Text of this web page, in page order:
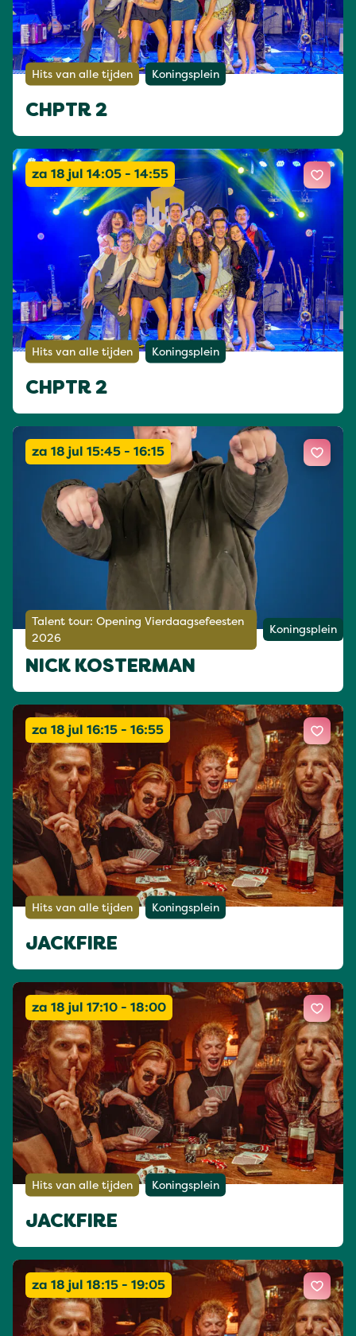
Hits van alle tijden Koningsplein
CHPTR 2
za 18 jul 14:05 - 14:55
Hits van alle tijden Koningsplein
CHPTR 2
za 18 jul 15:45 - 16:15
Talent tour: Opening Vierdaagsefeesten
2026
Koningsplein
NICK KOSTERMAN
za 18 jul 16:15 - 16:55
Hits van alle tijden Koningsplein
JACKFIRE
za 18 jul 17:10 - 18:00
Hits van alle tijden Koningsplein
JACKFIRE
za 18 jul 18:15 - 19:05